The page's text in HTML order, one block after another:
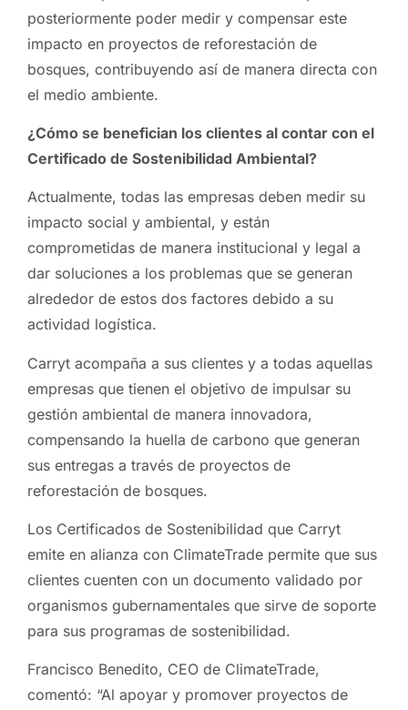
posteriormente poder medir y compensar este
impacto en proyectos de reforestación de
bosques, contribuyendo así de manera directa con
el medio ambiente.
¿Cómo se benefician los clientes al contar con el
Certificado de Sostenibilidad Ambiental?
Actualmente, todas las empresas deben medir su
impacto social y ambiental, y están
comprometidas de manera institucional y legal a
dar soluciones a los problemas que se generan
alrededor de estos dos factores debido a su
actividad logística.
Carryt acompaña a sus clientes y a todas aquellas
empresas que tienen el objetivo de impulsar su
gestión ambiental de manera innovadora,
compensando la huella de carbono que generan
sus entregas a través de proyectos de
reforestación de bosques.
Los Certificados de Sostenibilidad que Carryt
emite en alianza con ClimateTrade permite que sus
clientes cuenten con un documento validado por
organismos gubernamentales que sirve de soporte
para sus programas de sostenibilidad.
Francisco Benedito, CEO de ClimateTrade,
comentó: “Al apoyar y promover proyectos de